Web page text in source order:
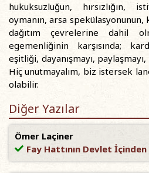
hukuksuzluğun, hırsızlığın,
oymanın, arsa spekülasyonunun,
dağıtım çevrelerine dahil
egemenliğinin karşısında;
eşitliği, dayanışmayı,
Hiç unutmayalım, biz istersek
olabilir.
Diğer Yazılar
Ömer Laçiner
Fay Hattının Devlet İçinden